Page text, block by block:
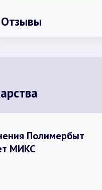
Отзывы
Полимербыт
МИКС